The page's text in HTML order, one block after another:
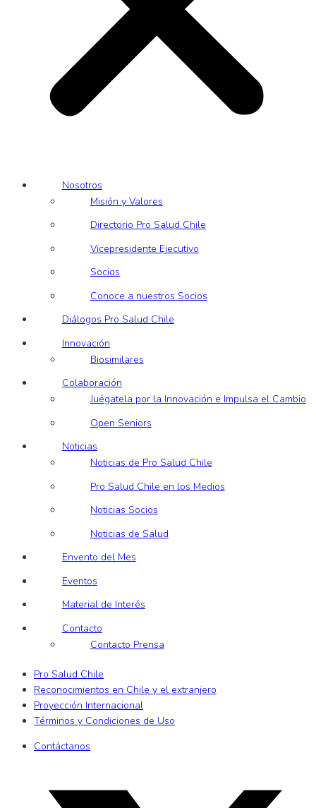
Nosotros
Misión y Valores
Directorio Pro Salud Chile
Vicepresidente Ejecutivo
Socios
Conoce a nuestros Socios
Diálogos Pro Salud Chile
Innovación
Biosimilares
Colaboración
Juégatela por la Innovación e Impulsa el Cambio
Open Seniors
Noticias
Noticias de Pro Salud Chile
Pro Salud Chile en los Medios
Noticias Socios
Noticias de Salud
Envento del Mes
Eventos
Material de Interés
Contacto
Contacto Prensa
Pro Salud Chile
Reconocimientos en Chile y el extranjero
Proyección Internacional
Términos y Condiciones de Uso
Contáctanos